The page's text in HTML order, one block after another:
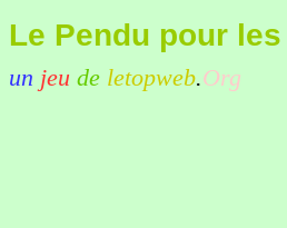
Le Pendu pour
un jeu de letopweb.Org